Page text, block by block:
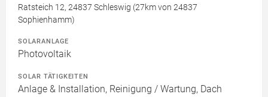
Ratsteich 12, 24837 Schleswig (27km von 24837
Sophienhamm)
SOLARANLAGE
Photovoltaik
SOLAR TÄTIGKEITEN
Anlage & Installation, Reinigung / Wartung, Dach